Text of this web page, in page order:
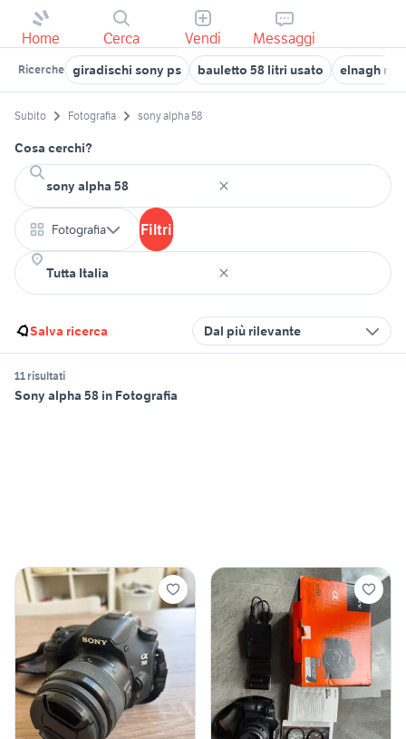
Home Cerca Vendi Messaggi
Ricerche giradischi sony ps bauletto 58 litri usato elnagh
Subito Fotografia sony alpha 58
Cosa cerchi?
Fotografia Filtri
Salva ricerca Dal più rilevante
11 risultati
Sony alpha 58 in Fotografia